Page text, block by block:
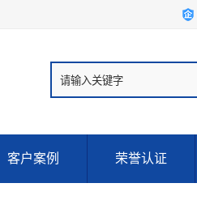
客户案例 荣誉认证